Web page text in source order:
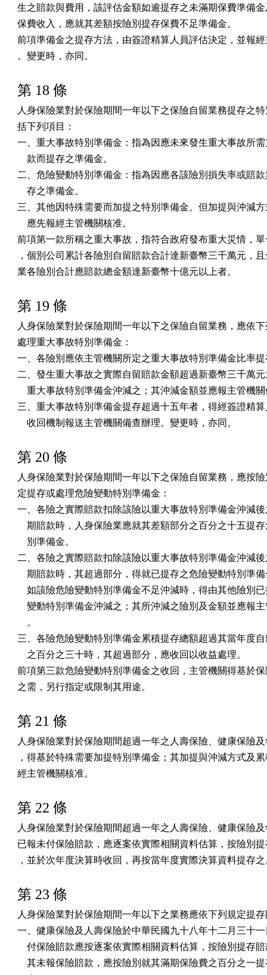
生之賠款與費用，該評估金額如逾提存之未滿期保費準備
保費收入，應就其差額按險別提存保費不足準備金。
前項準備金之提存方法，由簽證精算人員評估決定，並報
。變更時，亦同。
第 18 條
人身保險業對於保險期間一年以下之保險自留業務提存之
括下列項目：
一、重大事故特別準備金：指為因應未來發生重大事故所
    款而提存之準備金。
二、危險變動特別準備金：指為因應各該險別損失率或賠
    存之準備金。
三、其他因特殊需要而加提之特別準備金。但加提與沖減
    應先報經主管機關核准。
前項第一款所稱之重大事故，指符合政府發布重大災情，
，個別公司累計各險別自留賠款合計達新臺幣三千萬元，
業各險別合計應賠款總金額達新臺幣十億元以上者。
第 19 條
人身保險業對於保險期間一年以下之保險自留業務，應依
處理重大事故特別準備金：
一、各險別應依主管機關所定之重大事故特別準備金比率
二、發生重大事故之實際自留賠款金額超過新臺幣三千萬
重大事故特別準備金沖減之；其沖減金額並應報主管機
三、重大事故特別準備金提存超過十五年者，得經簽證精
    收回機制報送主管機關備查辦理。變更時，亦同。
第 20 條
人身保險業對於保險期間一年以下之保險自留業務，應按
定提存或處理危險變動特別準備金：
一、各險之實際賠款扣除該險以重大事故特別準備金沖減
期賠款時，人身保險業應就其差額部分之百分之十五提
    別準備金。
二、各險之實際賠款扣除該險以重大事故特別準備金沖減
期賠款時，其超過部分，得就已提存之危險變動特別準
如該險危險變動特別準備金不足沖減時，得由其他險別
變動特別準備金沖減之；其所沖減之險別及金額並應報
    。
三、各險危險變動特別準備金累積提存總額超過其當年度
    之百分之三十時，其超過部分，應收回以收益處理。
前項第三款危險變動特別準備金之收回，主管機關得基於
之需，另行指定或限制其用途。
第 21 條
人身保險業對於保險期間超過一年之人壽保險、健康保險
，得基於特殊需要加提特別準備金；其加提與沖減方式及
經主管機關核准。
第 22 條
人身保險業對於保險期間超過一年之人壽保險、健康保險
已報未付保險賠款，應逐案依實際相關資料估算，按險別
，並於次年度決算時收回，再按當年度實際決算資料提存
第 23 條
人身保險業對於保險期間一年以下之業務應依下列規定提
一、健康保險及人壽保險於中華民國九十八年十二月三十
付保險賠款應按逐案依實際相關資料估算，按險別提存
其未報保險賠款，應按險別就其滿期保險費之百分之一